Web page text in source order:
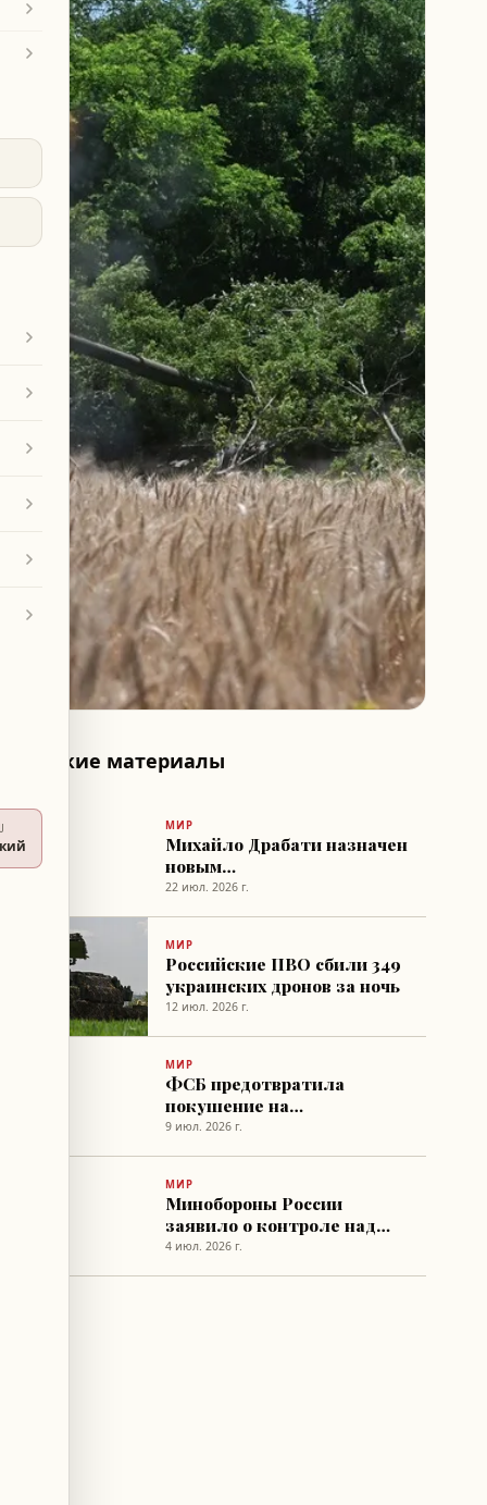
Похожие материалы
МИР
Михайло Драбати назначен
новым
главнокомандующим ВС
22 июл. 2026 г.
МИР
Российские ПВО сбили 349
украинских дронов за ночь
12 июл. 2026 г.
МИР
ФСБ предотвратила
покушение на
высокопоставленного
9 июл. 2026 г.
МИР
Минобороны России
заявило о контроле над
пятью селами в
4 июл. 2026 г.